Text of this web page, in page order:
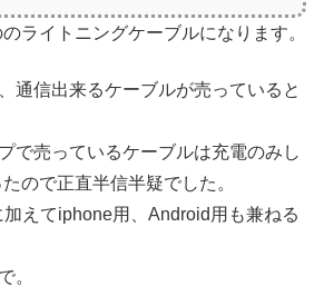
ライトニングケーブルになります。
通信出来るケーブルが売っていると
で売っているケーブルは充電のみし
ので正直半信半疑でした。
えてiphone用、Android用も兼ねる
。